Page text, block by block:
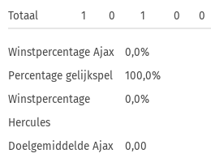
Totaal
1 0 1 0 0
Winstpercentage Ajax
0,0%
Percentage gelijkspel
100,0%
Winstpercentage
Hercules
0,0%
Doelgemiddelde Ajax
0,00